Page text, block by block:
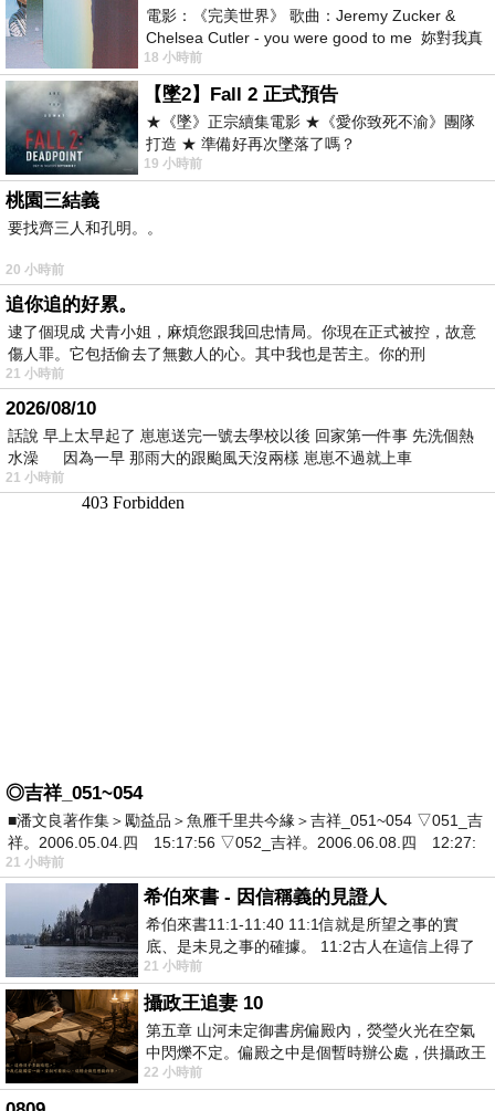
電影：《完美世界》 歌曲：Jeremy Zucker &
Chelsea Cutler - you were good to me 妳對我真
好 因
18 小時前
【墜2】Fall 2 正式預告
★《墜》正宗續集電影 ★《愛你致死不渝》團隊
打造 ★ 準備好再次墜落了嗎？
19 小時前
桃園三結義
要找齊三人和孔明。。
20 小時前
追你追的好累。
逮了個現成 犬青小姐，麻煩您跟我回忠情局。你現在正式被控，故意
傷人罪。它包括偷去了無數人的心。其中我也是苦主。你的刑
21 小時前
2026/08/10
話說 早上太早起了 崽崽送完一號去學校以後 回家第一件事 先洗個熱
水澡 因為一早 那雨大的跟颱風天沒兩樣 崽崽不過就上車
21 小時前
◎吉祥_051~054
■潘文良著作集＞勵益品＞魚雁千里共今緣＞吉祥_051~054 ▽051_吉
祥。2006.05.04.四 15:17:56 ▽052_吉祥。2006.06.08.四 12:27:
21 小時前
希伯來書 - 因信稱義的見證人
希伯來書11:1-11:40 11:1信就是所望之事的實
底、是未見之事的確據。 11:2古人在這信上得了
美好的證據。 11:3我們因着信、就知道
21 小時前
攝政王追妻 10
第五章 山河未定御書房偏殿內，熒瑩火光在空氣
中閃爍不定。偏殿之中是個暫時辦公處，供攝政王
於皇宮內廷裡處理公務已然很多年。房內
22 小時前